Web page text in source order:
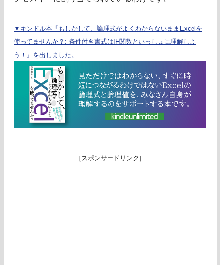
▼キンドル本『もしかして、論理式がよくわからないままExcelを
使ってませんか？: 条件付き書式はIF関数といっしょに理解しよ
う！』を出しました。
［スポンサードリンク］